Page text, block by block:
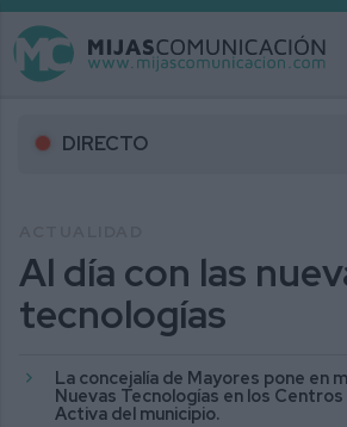
DIRECTO
Al día con las
tecnologías
La concejalía de Mayores pone en
Nuevas Tecnologías en los
Activa del municipio.